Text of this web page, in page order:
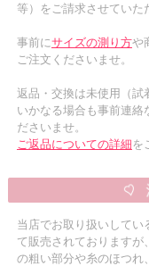
等）をご請求させていた
事前にサイズの測り方や
ご注文くださいませ。
返品・交換は未使用（試
いかなる場合も事前連絡
ださいませ。
ご返品についての詳細を
当店でお取り扱いしてい
て販売されております
の粗い部分や糸のほつれ